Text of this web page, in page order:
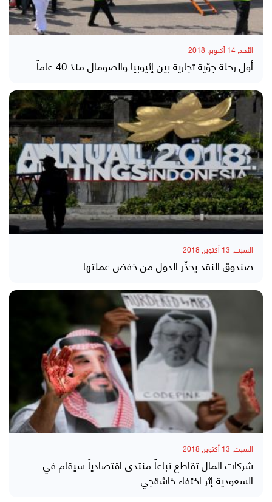
الأحد, 14 أكتوبر, 2018
أول رحلة جوّية تجارية بين إثيوبيا والصومال منذ 40 عاماً
السبت, 13 أكتوبر, 2018
صندوق النقد يحذّر الدول من خفض عملتها
السبت, 13 أكتوبر, 2018
شركات المال تقاطع تباعاً منتدى اقتصادياً سيقام في
السعودية إثر اختفاء خاشقجي